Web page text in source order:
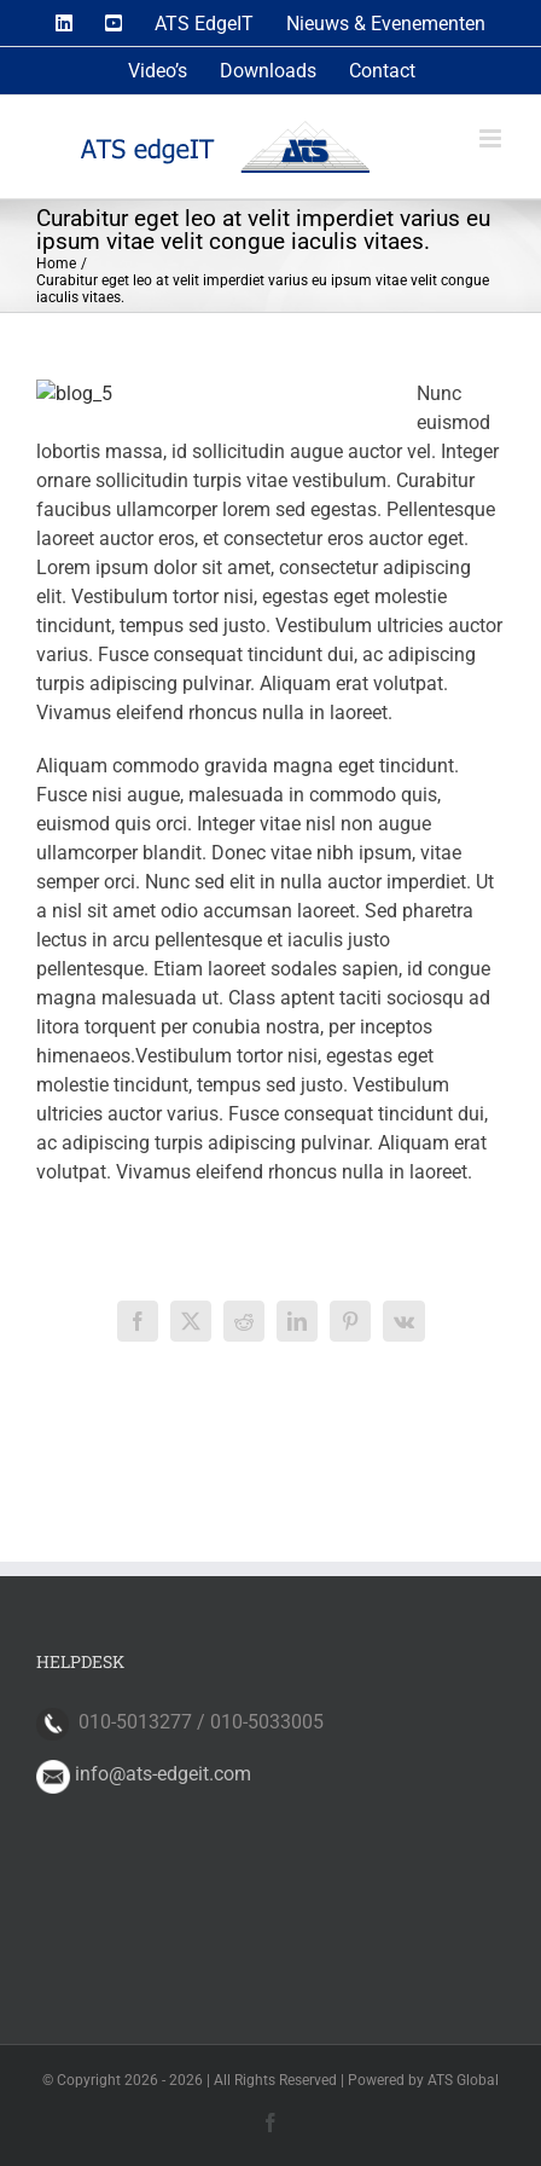
to
ATS EdgeIT Nieuws & Evenementen
Video’s Downloads Contact
Curabitur eget leo at velit imperdiet varius eu
ipsum vitae velit congue iaculis vitaes.
Home
Curabitur eget leo at velit imperdiet varius eu ipsum vitae velit congue
iaculis vitaes.
Nunc
euismod
lobortis massa, id sollicitudin augue auctor vel. Integer
ornare sollicitudin turpis vitae vestibulum. Curabitur
faucibus ullamcorper lorem sed egestas. Pellentesque
laoreet auctor eros, et consectetur eros auctor eget.
Lorem ipsum dolor sit amet, consectetur adipiscing
elit. Vestibulum tortor nisi, egestas eget molestie
tincidunt, tempus sed justo. Vestibulum ultricies auctor
varius. Fusce consequat tincidunt dui, ac adipiscing
turpis adipiscing pulvinar. Aliquam erat volutpat.
Vivamus eleifend rhoncus nulla in laoreet.
Aliquam commodo gravida magna eget tincidunt.
Fusce nisi augue, malesuada in commodo quis,
euismod quis orci. Integer vitae nisl non augue
ullamcorper blandit. Donec vitae nibh ipsum, vitae
semper orci. Nunc sed elit in nulla auctor imperdiet. Ut
a nisl sit amet odio accumsan laoreet. Sed pharetra
lectus in arcu pellentesque et iaculis justo
pellentesque. Etiam laoreet sodales sapien, id congue
magna malesuada ut. Class aptent taciti sociosqu ad
litora torquent per conubia nostra, per inceptos
himenaeos.Vestibulum tortor nisi, egestas eget
molestie tincidunt, tempus sed justo. Vestibulum
ultricies auctor varius. Fusce consequat tincidunt dui,
ac adipiscing turpis adipiscing pulvinar. Aliquam erat
volutpat. Vivamus eleifend rhoncus nulla in laoreet.
Facebook
X RedditLinkedInPinterest
Vk
HELPDESK
010-5013277 / 010-5033005
info@ats-edgeit.com
© Copyright 2026 - 2026 | All Rights Reserved | Powered by ATS Global